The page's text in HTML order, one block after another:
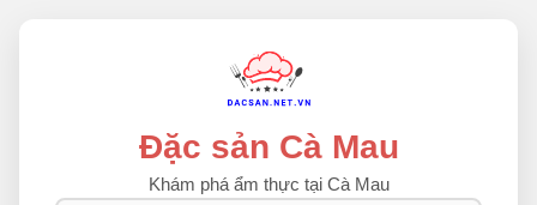
Đặc sản Cà Mau
Khám phá ẩm thực tại Cà Mau